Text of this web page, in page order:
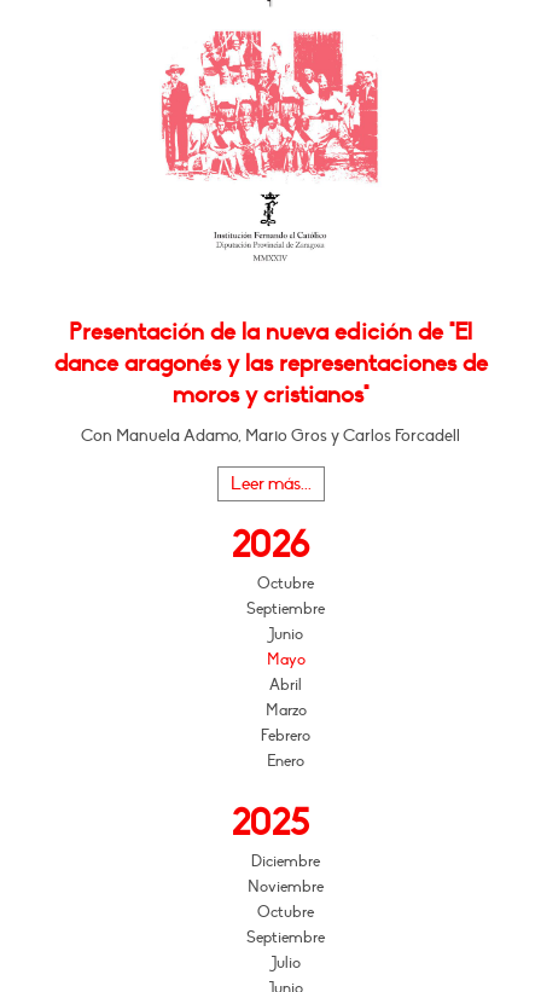
Presentación de la nueva edición de "El
dance aragonés y las representaciones de
moros y cristianos"
Con Manuela Adamo, Mario Gros y Carlos Forcadell
Leer más...
2026
Octubre
Septiembre
Junio
Mayo
Abril
Marzo
Febrero
Enero
2025
Diciembre
Noviembre
Octubre
Septiembre
Julio
Junio